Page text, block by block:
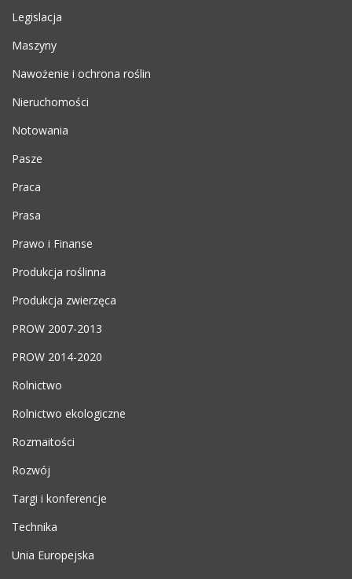
Legislacja
Maszyny
Nawożenie i ochrona roślin
Nieruchomości
Notowania
Pasze
Praca
Prasa
Prawo i Finanse
Produkcja roślinna
Produkcja zwierzęca
PROW 2007-2013
PROW 2014-2020
Rolnictwo
Rolnictwo ekologiczne
Rozmaitości
Rozwój
Targi i konferencje
Technika
Unia Europejska